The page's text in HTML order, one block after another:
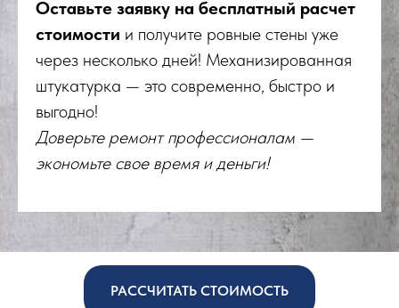
Оставьте заявку на бесплатный расчет
стоимости и получите ровные стены уже
через несколько дней! Механизированная
штукатурка — это современно, быстро и
выгодно!
Доверьте ремонт профессионалам —
экономьте свое время и деньги!
РАССЧИТАТЬ СТОИМОСТЬ